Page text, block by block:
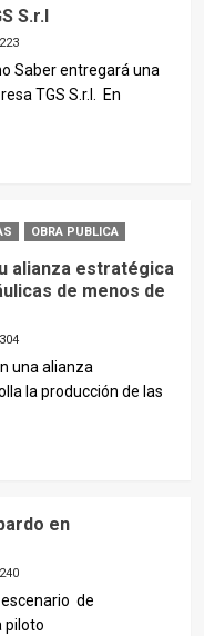
S.r.l
223
Saber entregará una
TGS S.r.l. En
OBRA PUBLICA
alianza estratégica
de menos de
304
una alianza
la producción de las
en
240
de
piloto